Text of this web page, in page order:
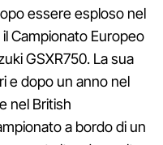
essere esploso nel
Campionato Europeo
GSXR750. La sua
e dopo un anno nel
nel British
a bordo di un